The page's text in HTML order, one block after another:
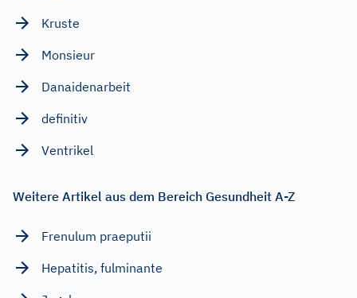
Kruste
Monsieur
Danaidenarbeit
definitiv
Ventrikel
Weitere Artikel aus dem Bereich Gesundheit A-Z
Frenulum praeputii
Hepatitis, fulminante